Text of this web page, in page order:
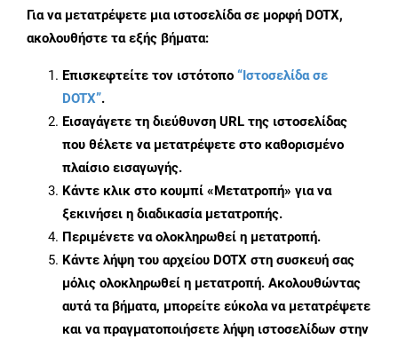
Για να μετατρέψετε μια ιστοσελίδα σε μορφή DOTX,
ακολουθήστε τα εξής βήματα:
Επισκεφτείτε τον ιστότοπο “Ιστοσελίδα σε
DOTX”.
Εισαγάγετε τη διεύθυνση URL της ιστοσελίδας
που θέλετε να μετατρέψετε στο καθορισμένο
πλαίσιο εισαγωγής.
Κάντε κλικ στο κουμπί «Μετατροπή» για να
ξεκινήσει η διαδικασία μετατροπής.
Περιμένετε να ολοκληρωθεί η μετατροπή.
Κάντε λήψη του αρχείου DOTX στη συσκευή σας
μόλις ολοκληρωθεί η μετατροπή. Ακολουθώντας
αυτά τα βήματα, μπορείτε εύκολα να μετατρέψετε
και να πραγματοποιήσετε λήψη ιστοσελίδων στην